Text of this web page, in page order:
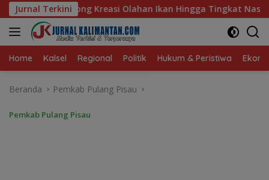
Langsung
ke
konten
Jurnal Terkini
Ikan Hingga Tingkat Nasional Pada Lomba Masak Serba
Home Kalsel Regional Politik Hukum & Peristiwa
Beranda Pemkab Pulang Pisau
Pemkab Pulang Pisau